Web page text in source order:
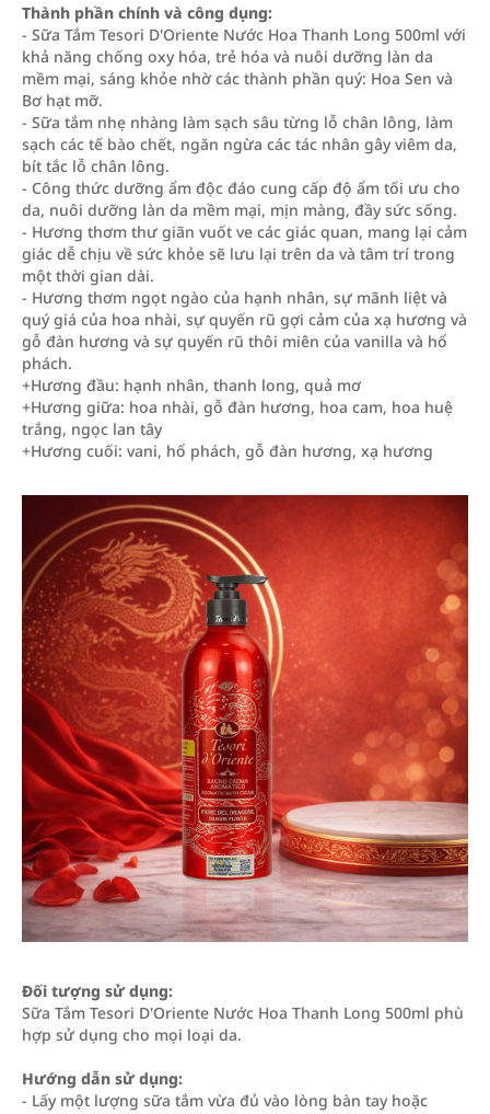
Thành phần chính và công dụng:
- Sữa Tắm Tesori D'Oriente Nước Hoa Thanh Long 500ml với
khả năng chống oxy hóa, trẻ hóa và nuôi dưỡng làn da
mềm mại, sáng khỏe nhờ các thành phần quý: Hoa Sen và
Bơ hạt mỡ.
- Sữa tắm nhẹ nhàng làm sạch sâu từng lỗ chân lông, làm
sạch các tế bào chết, ngăn ngừa các tác nhân gây viêm da,
bít tắc lỗ chân lông.
- Công thức dưỡng ẩm độc đáo cung cấp độ ẩm tối ưu cho
da, nuôi dưỡng làn da mềm mại, mịn màng, đầy sức sống.
- Hương thơm thư giãn vuốt ve các giác quan, mang lại cảm
giác dễ chịu về sức khỏe sẽ lưu lại trên da và tâm trí trong
một thời gian dài.
- Hương thơm ngọt ngào của hạnh nhân, sự mãnh liệt và
quý giá của hoa nhài, sự quyến rũ gợi cảm của xạ hương và
gỗ đàn hương và sự quyến rũ thôi miên của vanilla và hổ
phách.
+Hương đầu: hạnh nhân, thanh long, quả mơ
+Hương giữa: hoa nhài, gỗ đàn hương, hoa cam, hoa huệ
trắng, ngọc lan tây
+Hương cuối: vani, hổ phách, gỗ đàn hương, xạ hương
Đối tượng sử dụng:
Sữa Tắm Tesori D'Oriente Nước Hoa Thanh Long 500ml phù
hợp sử dụng cho mọi loại da.
Hướng dẫn sử dụng:
- Lấy một lượng sữa tắm vừa đủ vào lòng bàn tay hoặc